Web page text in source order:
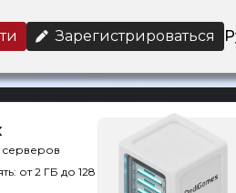
Зарегистрироваться
серверов
от 2 ГБ до 128